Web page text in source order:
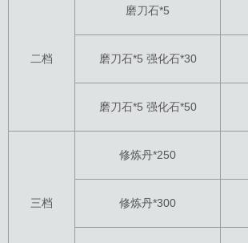
二档
磨刀石*5
磨刀石*5 强化石*30
磨刀石*5 强化石*50
三档
修炼丹*250
修炼丹*300